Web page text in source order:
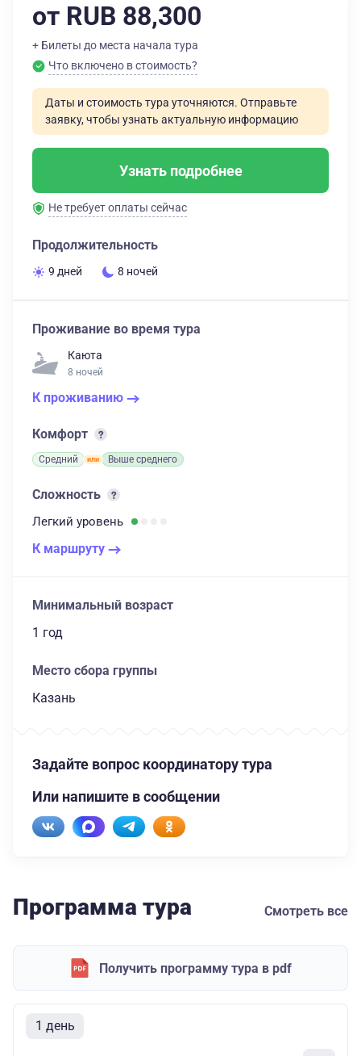
от RUB 88,300
+ Билеты до места начала тура
Что включено в стоимость?
Даты и стоимость тура уточняются. Отправьте
заявку, чтобы узнать актуальную информацию
Узнать подробнее
Не требует оплаты сейчас
Продолжительность
9 дней 8 ночей
Проживание во время тура
Каюта
8 ночей
К проживанию
Комфорт
Средний Выше среднего
Сложность
Легкий уровень
К маршруту
Минимальный возраст
1 год
Место сбора группы
Казань
Задайте вопрос координатору тура
Или напишите в сообщении
Программа тура Смотреть все
Получить программу тура в pdf
1 день